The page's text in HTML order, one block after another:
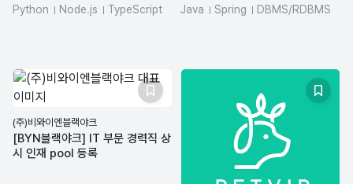
Python Node.js
TypeScript
Java Spring DBMS/RDBMS
(주)비와이엔블랙야크
[BYN블랙야크] IT 부문 경력직 상
시 인재 pool 등록